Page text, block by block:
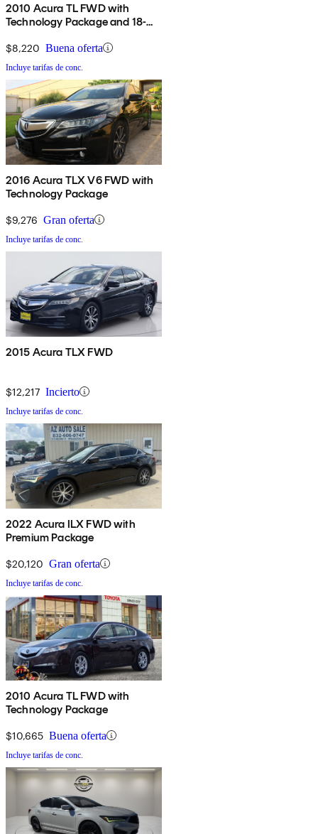
2010 Acura TL FWD with
Technology Package and 18-
$8,220 Buena oferta
Incluye tarifas de conc.
2016 Acura TLX V6 FWD with
Technology Package
$9,276 Gran oferta
Incluye tarifas de conc.
2015 Acura TLX FWD
$12,217 Incierto
Incluye tarifas de conc.
2022 Acura ILX FWD with
Premium Package
$20,120 Gran oferta
Incluye tarifas de conc.
2010 Acura TL FWD with
Technology Package
$10,665 Buena oferta
Incluye tarifas de conc.